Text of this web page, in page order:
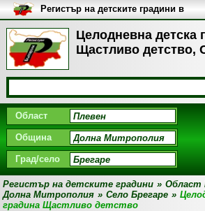
Целодневна детска
Щастливо детство,
Регистър на детските градини в
България
Област
Община
Град/село
Регистър на детските градини » Област
Долна Митрополия » Село Брегаре »
градина Щастливо детство